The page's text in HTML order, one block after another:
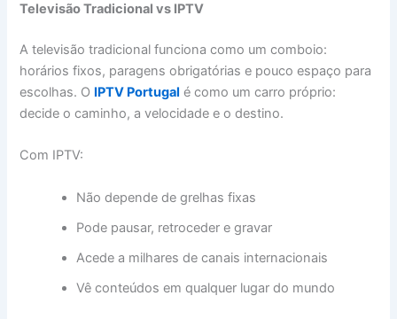
Televisão Tradicional vs IPTV
A televisão tradicional funciona como um comboio:
horários fixos, paragens obrigatórias e pouco espaço para
escolhas. O IPTV Portugal é como um carro próprio:
decide o caminho, a velocidade e o destino.
Com IPTV:
Não depende de grelhas fixas
Pode pausar, retroceder e gravar
Acede a milhares de canais internacionais
Vê conteúdos em qualquer lugar do mundo